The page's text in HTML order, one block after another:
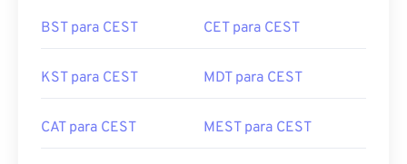
BST para CEST CET para CEST
KST para CEST MDT para CEST
CAT para CEST MEST para CEST